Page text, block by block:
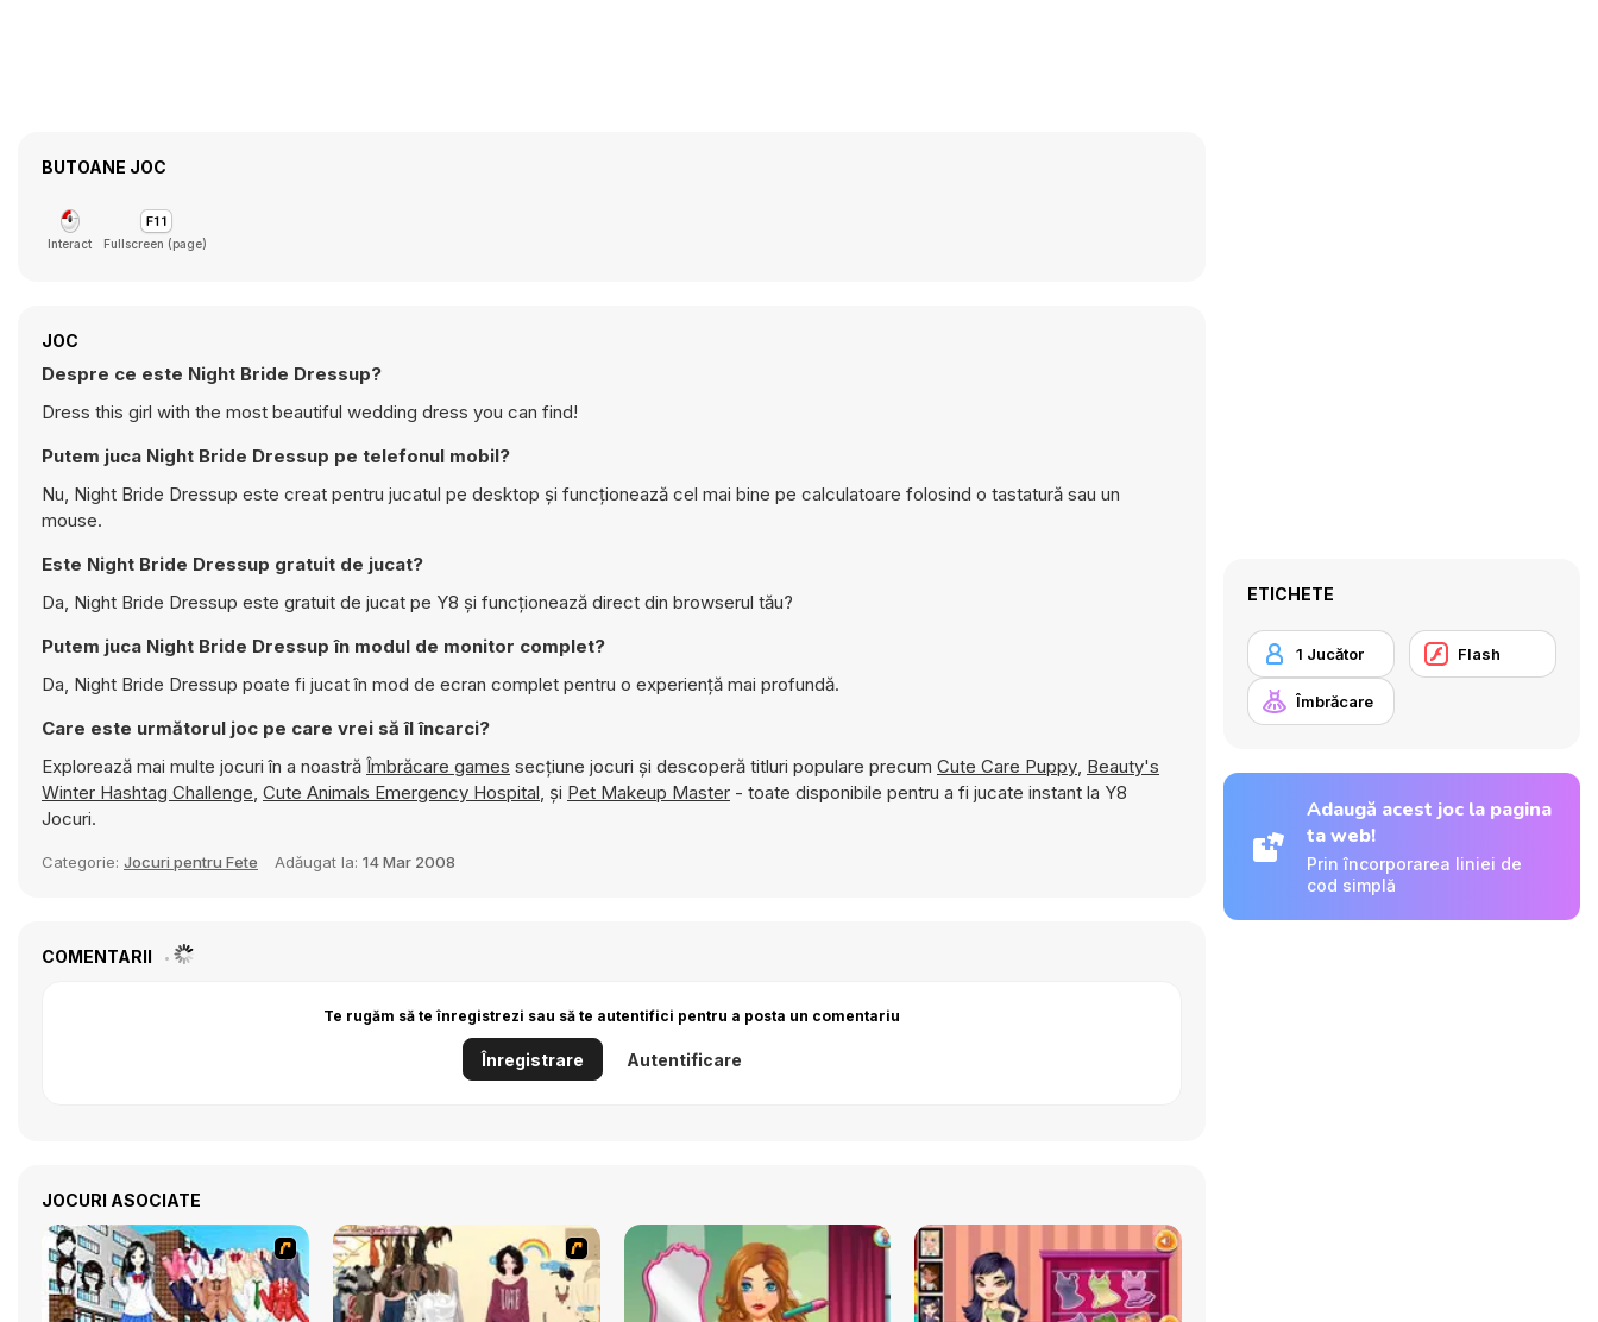
BUTOANE JOC
Interact Fullscreen (page)
JOC
Despre ce este Night Bride Dressup?
Dress this girl with the most beautiful wedding dress you can find!
Putem juca Night Bride Dressup pe telefonul mobil?
Nu, Night Bride Dressup este creat pentru jucatul pe desktop și funcționează cel mai bine pe calculatoare folosind o tastatură sau un
mouse.
Este Night Bride Dressup gratuit de jucat?
Da, Night Bride Dressup este gratuit de jucat pe Y8 și funcționează direct din browserul tău?
Putem juca Night Bride Dressup în modul de monitor complet?
Da, Night Bride Dressup poate fi jucat în mod de ecran complet pentru o experiență mai profundă.
Care este următorul joc pe care vrei să îl încarci?
Explorează mai multe jocuri în a noastră Îmbrăcare games secțiune jocuri și descoperă titluri populare precum Cute Care Puppy, Beauty's
Winter Hashtag Challenge, Cute Animals Emergency Hospital, și Pet Makeup Master - toate disponibile pentru a fi jucate instant la Y8
Jocuri.
Categorie: Jocuri pentru Fete Adăugat la: 14 Mar 2008
COMENTARII
Te rugăm să te înregistrezi sau să te autentifici pentru a posta un comentariu
Înregistrare Autentificare
JOCURI ASOCIATE
ETICHETE
1 Jucător Flash
Îmbrăcare
Adaugă acest joc la pagina
ta web!
Prin încorporarea liniei de
cod simplă